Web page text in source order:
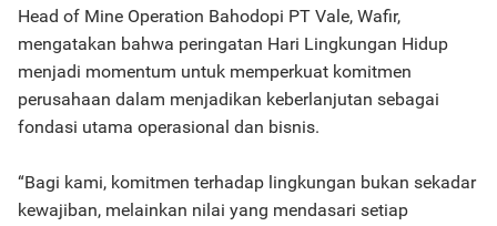
Head of Mine Operation Bahodopi PT Vale, Wafir,
mengatakan bahwa peringatan Hari Lingkungan Hidup
menjadi momentum untuk memperkuat komitmen
perusahaan dalam menjadikan keberlanjutan sebagai
fondasi utama operasional dan bisnis.
“Bagi kami, komitmen terhadap lingkungan bukan sekadar
kewajiban, melainkan nilai yang mendasari setiap